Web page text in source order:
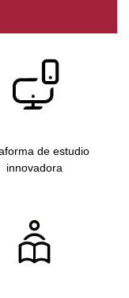
de estudio
innovadora